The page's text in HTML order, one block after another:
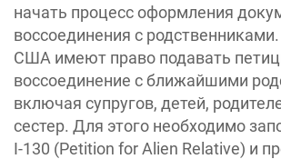
начать процесс оформления
воссоединения с
США имеют право подавать
воссоединение с ближайшими
включая супругов, детей,
сестер. Для этого необходимо
I-130 (Petition for Alien Relative) и